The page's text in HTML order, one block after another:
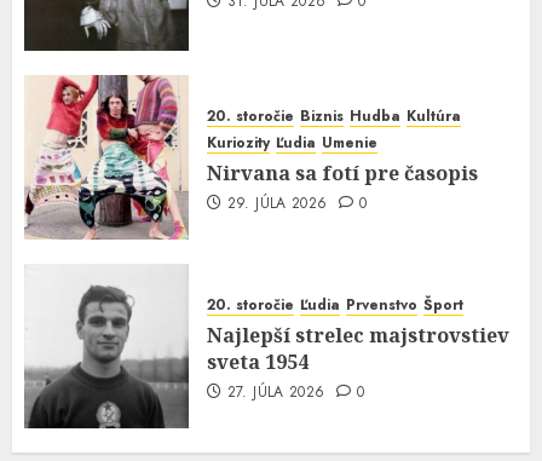
20. storočie Biznis Hudba Kultúra
Kuriozity Ľudia Umenie
Nirvana sa fotí pre časopis
29. JÚLA 2026 0
20. storočie Ľudia Prvenstvo Šport
Najlepší strelec majstrovstiev
sveta 1954
27. JÚLA 2026 0